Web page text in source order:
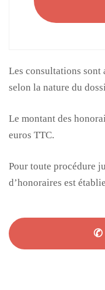
Les consultations sont
selon la nature du
Le montant des
euros TTC.
Pour toute procédure
d’honoraires est
✆